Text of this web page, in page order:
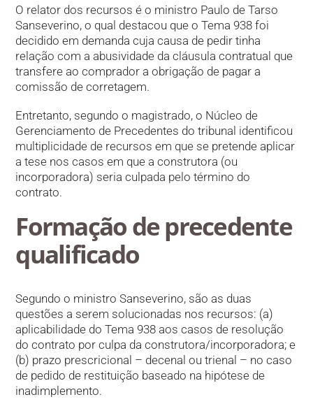
O relator dos recursos é o ministro Paulo de Tarso
Sanseverino, o qual destacou que o Tema 938 foi
decidido em demanda cuja causa de pedir tinha
relação com a abusividade da cláusula contratual que
transfere ao comprador a obrigação de pagar a
comissão de corretagem.
Entretanto, segundo o magistrado, o Núcleo de
Gerenciamento de Precedentes do tribunal identificou
multiplicidade de recursos em que se pretende aplicar
a tese nos casos em que a construtora (ou
incorporadora) seria culpada pelo término do
contrato.
Formação de precedente
qualificado
Segundo o ministro Sanseverino, são as duas
questões a serem solucionadas nos recursos: (a)
aplicabilidade do Tema 938 aos casos de resolução
do contrato por culpa da construtora/incorporadora; e
(b) prazo prescricional – decenal ou trienal – no caso
de pedido de restituição baseado na hipótese de
inadimplemento.